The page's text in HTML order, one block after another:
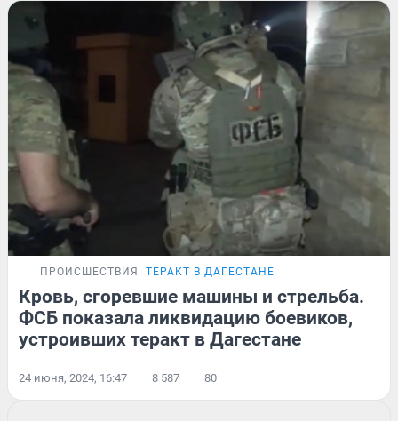
ПРОИСШЕСТВИЯ ТЕРАКТ В ДАГЕСТАНЕ
Кровь, сгоревшие машины и стрельба.
ФСБ показала ликвидацию боевиков,
устроивших теракт в Дагестане
24 июня, 2024, 16:47 8 587 80